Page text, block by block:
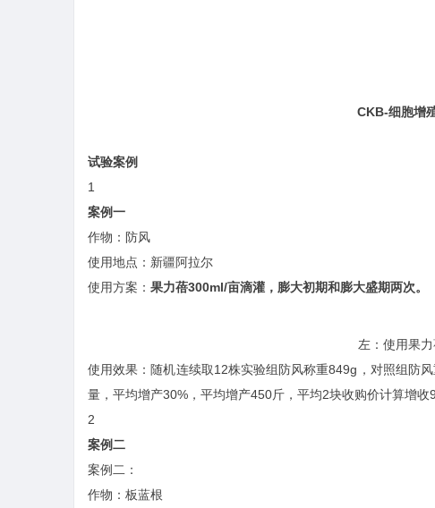
CKB-细胞增
试验案例
1
案例一
作物：防风
使用地点：新疆阿拉尔
使用方案： 果力蓓300ml/亩滴灌，膨大初期和膨大盛期两次。
左：使用果
使用效果：随机连续取12株实验组防风称重849g，对照组防
量，平均增产30%，平均增产450斤，平均2块收购价计算增收
2
案例二
案例二：
作物：板蓝根